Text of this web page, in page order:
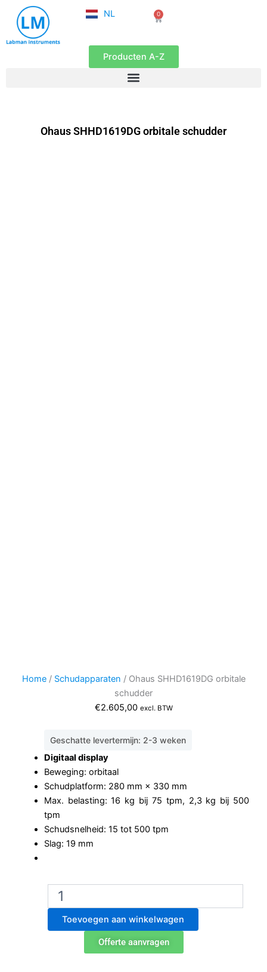
naar
NL
EN
0
Winkelwagen
Producten A-Z
Ohaus SHHD1619DG orbitale schudder
Home/ Schudapparaten / Ohaus SHHD1619DG orbitale
schudder
€2.605,00 excl. BTW
Geschatte levertermijn: 2-3 weken
Digitaal display
Beweging: orbitaal
Schudplatform: 280 mm × 330 mm
Max. belasting: 16 kg bij 75 tpm, 2,3 kg bij 500
tpm
Schudsnelheid: 15 tot 500 tpm
Slag: 19 mm
Ohaus
SHHD1619DG
orbitale
schudder
Toevoegen aan winkelwagen
Offerte aanvragen